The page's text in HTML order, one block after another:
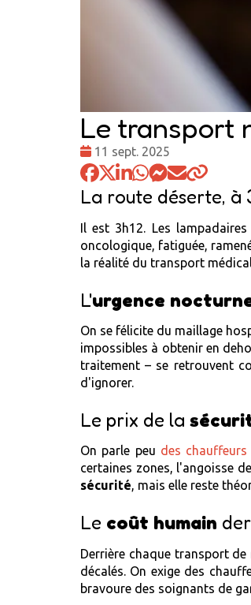
Le transport
Date
:
11 sept. 2025
La route déserte, à
Il est 3h12. Les
oncologique, fatiguée,
la réalité du transport
L'urgence
On se félicite du maillage
impossibles à obtenir en
traitement – se retrouvent
d'ignorer.
Le prix de la
On parle peu des chauffeurs
certaines zones, l'angoisse
sécurité, mais elle reste
Le coût humain
Derrière chaque transport
décalés. On exige des
bravoure des soignants de